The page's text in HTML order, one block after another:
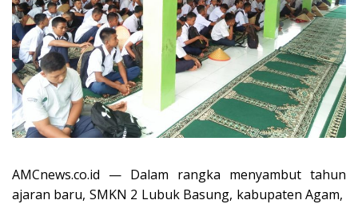
AMCnews.co.id — Dalam rangka menyambut tahun
ajaran baru, SMKN 2 Lubuk Basung, kabupaten Agam,